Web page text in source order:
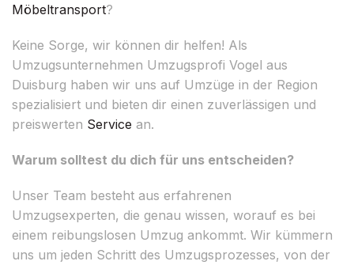
Möbeltransport?
Keine Sorge, wir können dir helfen! Als
Umzugsunternehmen Umzugsprofi Vogel aus
Duisburg haben wir uns auf Umzüge in der Region
spezialisiert und bieten dir einen zuverlässigen und
preiswerten Service an.
Warum solltest du dich für uns entscheiden?
Unser Team besteht aus erfahrenen
Umzugsexperten, die genau wissen, worauf es bei
einem reibungslosen Umzug ankommt. Wir kümmern
uns um jeden Schritt des Umzugsprozesses, von der